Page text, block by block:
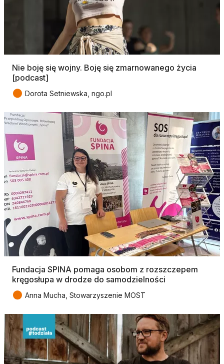
Nie boję się wojny. Boję się zmarnowanego życia
[podcast]
● Dorota Setniewska, ngo.pl
Fundacja SPINA pomaga osobom z rozszczepem
kręgosłupa w drodze do samodzielności
● Anna Mucha, Stowarzyszenie MOST